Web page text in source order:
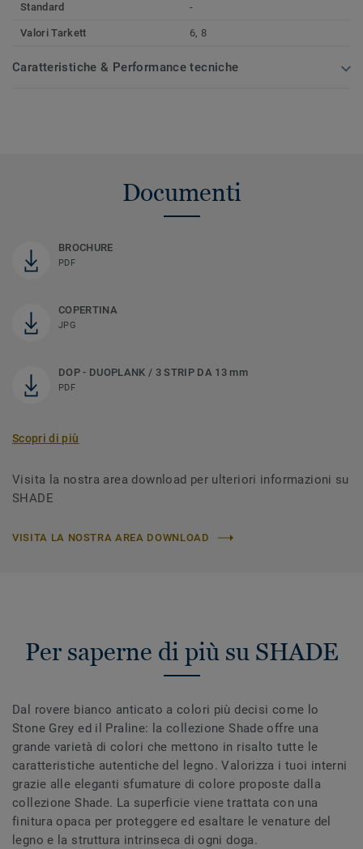
Standard
-
Valori Tarkett 6, 8
Caratteristiche & Performance tecniche
Documenti
BROCHURE
PDF
COPERTINA
JPG
DOP - DUOPLANK / 3 STRIP DA 13 mm
PDF
Scopri di più
Visita la nostra area download per ulteriori informazioni su
SHADE
VISITA LA NOSTRA AREA DOWNLOAD
Per saperne di più su SHADE
Dal rovere bianco anticato a colori più decisi come lo
Stone Grey ed il Praline: la collezione Shade offre una
grande varietà di colori che mettono in risalto tutte le
caratteristiche autentiche del legno. Valorizza i tuoi interni
grazie alle eleganti sfumature di colore proposte dalla
collezione Shade. La superficie viene trattata con una
finitura opaca per proteggere ed esaltare le venature del
legno e la struttura intrinseca di ogni doga.